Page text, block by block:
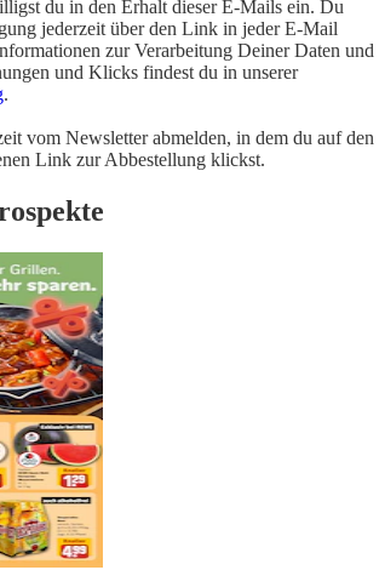
du in den Erhalt dieser E-Mails ein. Du
jederzeit über den Link in jeder E-Mail
zur Verarbeitung Deiner Daten und
und Klicks findest du in unserer
.
vom Newsletter abmelden, in dem du auf den
Link zur Abbestellung klickst.